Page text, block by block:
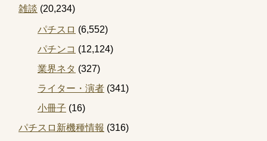
雑談 (20,234)
パチスロ (6,552)
パチンコ (12,124)
業界ネタ (327)
ライター・演者 (341)
小冊子 (16)
パチスロ新機種情報 (316)